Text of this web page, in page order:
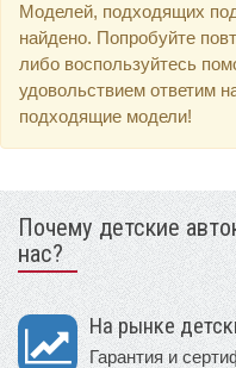
Моделей, подходящих
найдено. Попробуйте
либо воспользуйтесь
удовольствием ответим
подходящие модели!
Почему детские
нас?
На рынке
Гарантия и